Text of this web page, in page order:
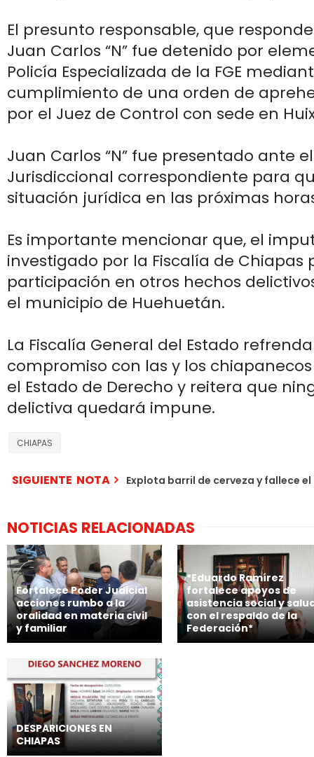
El presunto responsable, que
Juan Carlos “N” fue detenido por
Policía Especializada de la FGE
cumplimiento de una orden de
por el Juez de Control con sede en
Juan Carlos “N” fue presentado ante
Jurisdiccional correspondiente para
situación jurídica en las próximas
Es importante mencionar que, el
investigado por la Fiscalía de Chiapas
participación en otros hechos
el municipio de Huehuetán.
La Fiscalía General del Estado
compromiso con las y los
el Estado de Derecho y reitera que
delictiva quedará impune.
CHIAPAS
SIGUIENTE NOTA Explota barril de cerveza y fallece
NOTICIAS RELACIONADAS
Fortalece Poder Judicial
acciones rumbo a la
oralidad en materia civil
y familiar
*Eduardo Ramírez
fortalece apoyos de
asistencia social y
con el respaldo de la
Federación*
DESPARICIONES EN
CHIAPAS